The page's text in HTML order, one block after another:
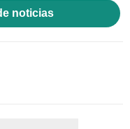
noticias